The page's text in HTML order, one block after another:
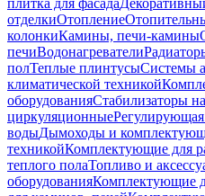
плитка для фасада
отделкиОтопление
колонкиКамины, печи-камины
печиВодонагреватели
полТеплые плинтусыСистемы
климатической техникой
оборудованияСтабилизаторы
циркуляционныеРегулирующая
водыДымоходы и
техникойКомплектующие для
теплого полаТопливо и
оборудованияКомплектующие